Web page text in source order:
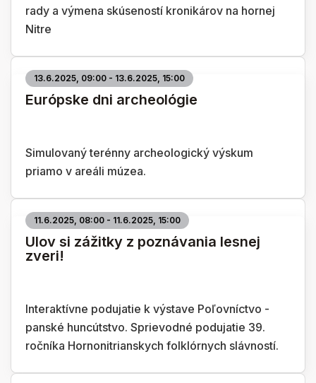
rady a výmena skúseností kronikárov na hornej
Nitre
13.6.2025, 09:00 - 13.6.2025, 15:00
Európske dni archeológie
Simulovaný terénny archeologický výskum
priamo v areáli múzea.
11.6.2025, 08:00 - 11.6.2025, 15:00
Ulov si zážitky z poznávania lesnej
zveri!
Interaktívne podujatie k výstave Poľovníctvo -
panské huncútstvo. Sprievodné podujatie 39.
ročníka Hornonitrianskych folklórnych slávností.